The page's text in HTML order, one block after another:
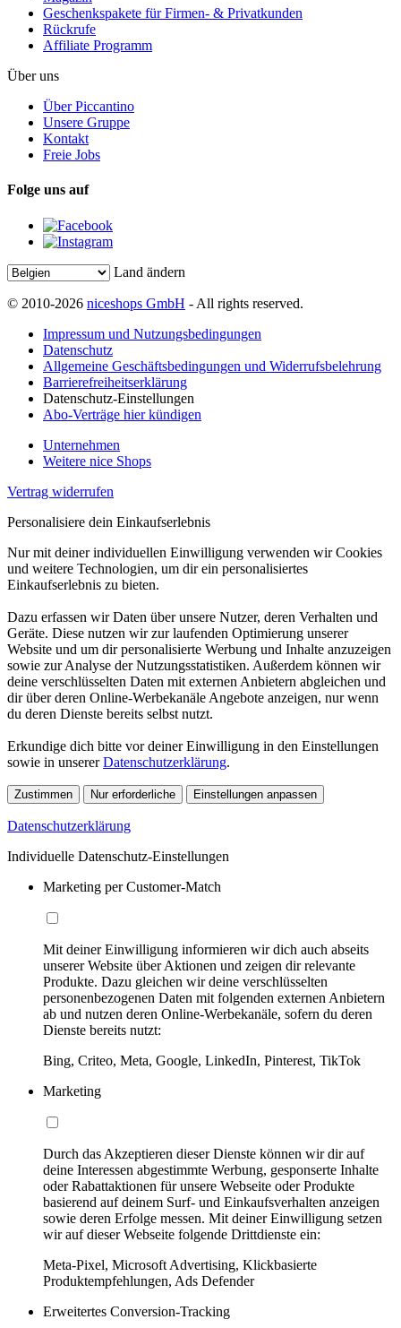
Geschenkspakete für Firmen- & Privatkunden
Rückrufe
Affiliate Programm
Über uns
Über Piccantino
Unsere Gruppe
Kontakt
Freie Jobs
Folge uns auf
Land ändern
© 2010-2026 niceshops GmbH - All rights reserved.
Impressum und Nutzungsbedingungen
Datenschutz
Allgemeine Geschäftsbedingungen und Widerrufsbelehrung
Barrierefreiheitserklärung
Datenschutz-Einstellungen
Abo-Verträge hier kündigen
Unternehmen
Weitere nice Shops
Vertrag widerrufen
Personalisiere dein Einkaufserlebnis
Nur mit deiner individuellen Einwilligung verwenden wir Cookies
und weitere Technologien, um dir ein personalisiertes
Einkaufserlebnis zu bieten.
Dazu erfassen wir Daten über unsere Nutzer, deren Verhalten und
Geräte. Diese nutzen wir zur laufenden Optimierung unserer
Website und um dir personalisierte Werbung und Inhalte anzuzeigen
sowie zur Analyse der Nutzungsstatistiken. Außerdem können wir
deine verschlüsselten Daten mit externen Anbietern abgleichen und
dir über deren Online-Werbekanäle Angebote anzeigen, nur wenn
du deren Dienste bereits selbst nutzt.
Erkundige dich bitte vor deiner Einwilligung in den Einstellungen
sowie in unsererDatenschutzerklärung.
Zustimmen Nur erforderliche Einstellungen anpassen
Datenschutzerklärung
Individuelle Datenschutz-Einstellungen
Marketing per Customer-Match
Mit deiner Einwilligung informieren wir dich auch abseits
unserer Website über Aktionen und zeigen dir relevante
Produkte. Dazu gleichen wir deine verschlüsselten
personenbezogenen Daten mit folgenden externen Anbietern
ab und nutzen deren Online-Werbekanäle, sofern du deren
Dienste bereits nutzt:
Bing, Criteo, Meta, Google, LinkedIn, Pinterest, TikTok
Marketing
Durch das Akzeptieren dieser Dienste können wir dir auf
deine Interessen abgestimmte Werbung, gesponserte Inhalte
oder Rabattaktionen für unsere Webseite oder Produkte
basierend auf deinem Surf- und Einkaufsverhalten anzeigen
sowie deren Erfolge messen. Mit deiner Einwilligung setzen
wir auf dieser Webseite folgende Drittdienste ein:
Meta-Pixel, Microsoft Advertising, Klickbasierte
Produktempfehlungen, Ads Defender
Erweitertes Conversion-Tracking